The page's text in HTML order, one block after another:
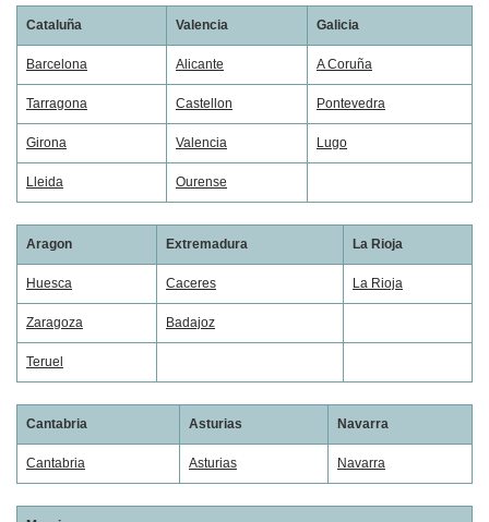
Cataluña Valencia Galicia
Barcelona Alicante A Coruña
Tarragona Castellon Pontevedra
Girona Valencia Lugo
Lleida Ourense
Aragon Extremadura La Rioja
Huesca Caceres La Rioja
Zaragoza Badajoz
Teruel
Cantabria Asturias Navarra
Cantabria Asturias Navarra